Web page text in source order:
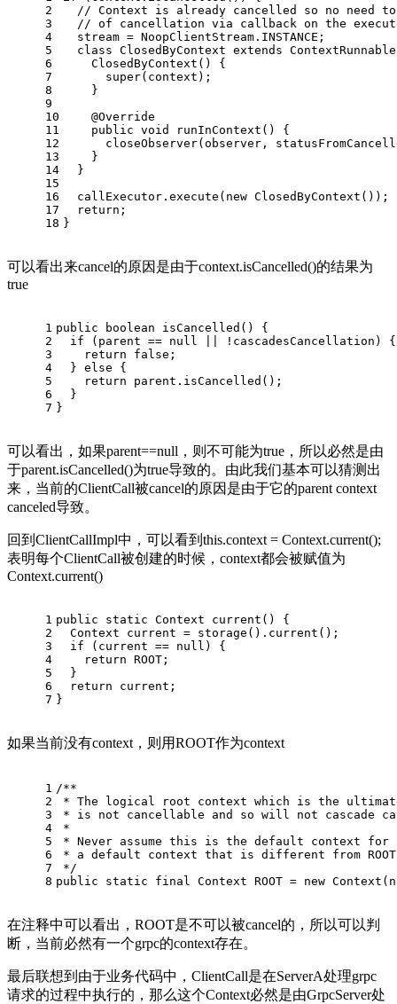
2
3
4
5
6
7
8
9
10
11
12
13
14
15
16
17
18
// Context is already cancelled so no need
// of cancellation via callback on the
  stream = NoopClientStream.INSTANCE;
class ClosedByContext extends ContextRunnable
    ClosedByContext() {
super(context);
    }
@Override
public void runInContext ()
{
closeObserver(observer,
    }
  }
  callExecutor.execute(
new ClosedByContext ());
return ;
}
可以看出来cancel的原因是由于context.isCancelled()的结果为
true
1
2
3
4
5
6
7
public boolean isCancelled ()
{
if (parent == null
|| !cascadesCancellation) {
return
false ;
  }
else {
return parent.isCancelled();
  }
}
可以看出，如果parent==null，则不可能为true，所以必然是由
于parent.isCancelled()为true导致的。由此我们基本可以猜测出
来，当前的ClientCall被cancel的原因是由于它的parent context
canceled导致。
回到ClientCallImpl中，可以看到this.context = Context.current();
表明每个ClientCall被创建的时候，context都会被赋值为
Context.current()
1
2
3
4
5
6
7
public static Context current ()
{
Context
current = storage().current();
if (current == null ) {
return ROOT;
  }
return current;
}
如果当前没有context，则用ROOT作为context
1
2
3
4
5
6
7
8
/**
* The logical root context which is the
* is not cancellable and so will not cascade
*
* Never assume this is the default context for
* a default context that is different from
*/
public
static final Context ROOT = new Context (
在注释中可以看出，ROOT是不可以被cancel的，所以可以判
断，当前必然有一个grpc的context存在。
最后联想到由于业务代码中，ClientCall是在ServerA处理grpc
请求的过程中执行的，那么这个Context必然是由GrpcServer处